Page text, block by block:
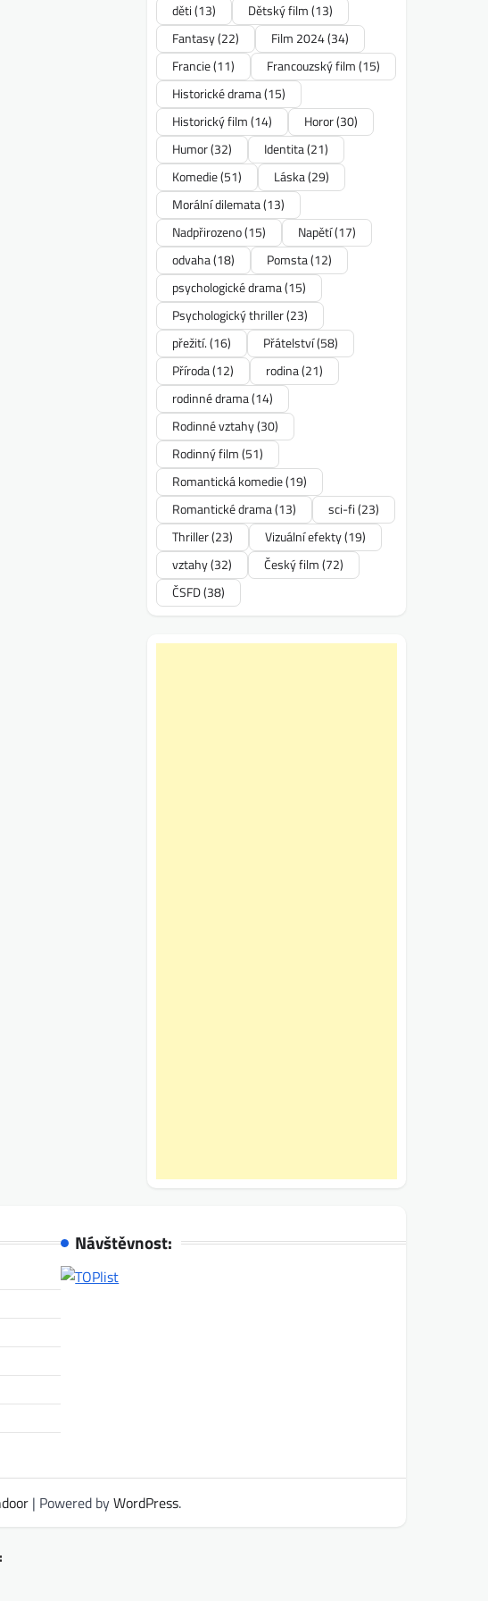
děti(13) Dětský film(13)
Fantasy(22) Film 2024(34)
Francie(11) Francouzský film(15)
Historické drama(15)
Historický film(14) Horor(30)
Humor(32) Identita(21)
Komedie(51) Láska(29)
Morální dilemata(13)
Nadpřirozeno(15) Napětí(17)
odvaha(18) Pomsta(12)
psychologické drama(15)
Psychologický thriller(23)
přežití.(16) Přátelství(58)
Příroda(12) rodina(21)
rodinné drama(14)
Rodinné vztahy(30)
Rodinný film(51)
Romantická komedie(19)
Romantické drama(13) sci-fi(23)
Thriller(23) Vizuální efekty(19)
vztahy(32) Český film(72)
ČSFD(38)
Návštěvnost:
| Powered byWordPress.